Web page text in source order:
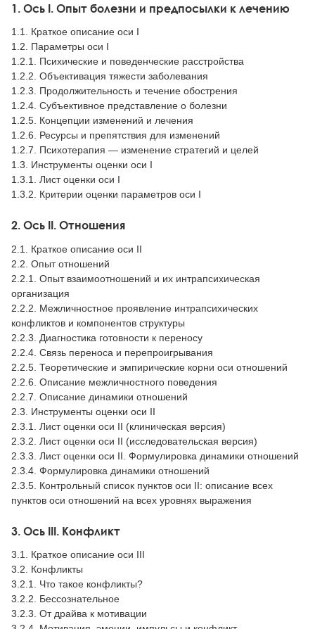
1. Ось I. Опыт болезни и предпосылки к лечению
1.1. Краткое описание оси I
1.2. Параметры оси I
1.2.1. Психические и поведенческие расстройства
1.2.2. Объективация тяжести заболевания
1.2.3. Продолжительность и течение обострения
1.2.4. Субъективное представление о болезни
1.2.5. Концепции изменений и лечения
1.2.6. Ресурсы и препятствия для изменений
1.2.7. Психотерапия — изменение стратегий и целей
1.3. Инструменты оценки оси I
1.3.1. Лист оценки оси I
1.3.2. Критерии оценки параметров оси I
2. Ось II. Отношения
2.1. Краткое описание оси II
2.2. Опыт отношений
2.2.1. Опыт взаимоотношений и их интрапсихическая
организация
2.2.2. Межличностное проявление интрапсихических
конфликтов и компонентов структуры
2.2.3. Диагностика готовности к переносу
2.2.4. Связь переноса и перепроигрывания
2.2.5. Теоретические и эмпирические корни оси отношений
2.2.6. Описание межличностного поведения
2.2.7. Описание динамики отношений
2.3. Инструменты оценки оси II
2.3.1. Лист оценки оси II (клиническая версия)
2.3.2. Лист оценки оси II (исследовательская версия)
2.3.3. Лист оценки оси II. Формулировка динамики отношений
2.3.4. Формулировка динамики отношений
2.3.5. Контрольный список пунктов оси II: описание всех
пунктов оси отношений на всех уровнях выражения
3. Ось III. Конфликт
3.1. Краткое описание оси III
3.2. Конфликты
3.2.1. Что такое конфликты?
3.2.2. Бессознательное
3.2.3. От драйва к мотивации